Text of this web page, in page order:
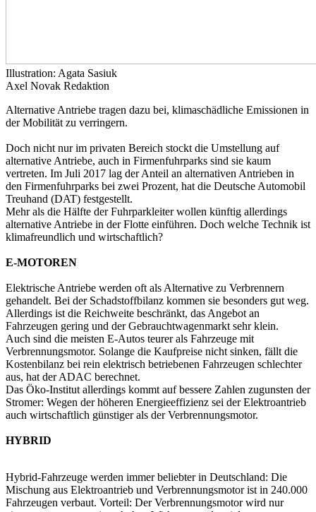
Illustration: Agata Sasiuk
Axel Novak Redaktion
Alternative Antriebe tragen dazu bei, klimaschädliche Emissionen in
der Mobilität zu verringern.
Doch nicht nur im privaten Bereich stockt die Umstellung auf
alternative Antriebe, auch in Firmenfuhrparks sind sie kaum
vertreten. Im Juli 2017 lag der Anteil an alternativen Antrieben in
den Firmenfuhrparks bei zwei Prozent, hat die Deutsche Automobil
Treuhand (DAT) festgestellt.
Mehr als die Hälfte der Fuhrparkleiter wollen künftig allerdings
alternative Antriebe in der Flotte einführen. Doch welche Technik ist
klimafreundlich und wirtschaftlich?
E-MOTOREN
Elektrische Antriebe werden oft als Alternative zu Verbrennern
gehandelt. Bei der Schadstoffbilanz kommen sie besonders gut weg.
Allerdings ist die Reichweite beschränkt, das Angebot an
Fahrzeugen gering und der Gebrauchtwagenmarkt sehr klein.
Auch sind die meisten E-Autos teurer als Fahrzeuge mit
Verbrennungsmotor. Solange die Kaufpreise nicht sinken, fällt die
Kostenbilanz bei rein elektrisch betriebenen Fahrzeugen schlechter
aus, hat der ADAC berechnet.
Das Öko-Institut allerdings kommt auf bessere Zahlen zugunsten der
Stromer: Wegen der höheren Energieeffizienz sei der Elektroantrieb
auch wirtschaftlich günstiger als der Verbrennungsmotor.
HYBRID
Hybrid-Fahrzeuge werden immer beliebter in Deutschland: Die
Mischung aus Elektroantrieb und Verbrennungsmotor ist in 240.000
Fahrzeugen verbaut. Vorteil: Der Verbrennungsmotor wird nur